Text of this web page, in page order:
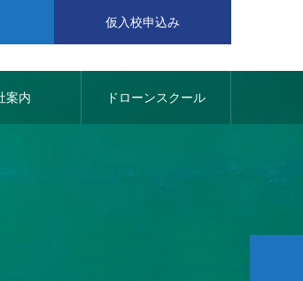
仮入校申込み
案内 ドローンスクール